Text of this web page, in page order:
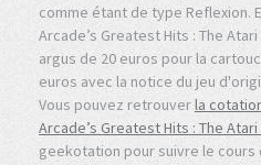
comme étant de type Reflexion.
Arcade’s Greatest Hits : The
argus de 20 euros pour la
euros avec la notice du jeu
Vous pouvez retrouverla
Arcade’s Greatest Hits : The
geekotation pour suivre le cours